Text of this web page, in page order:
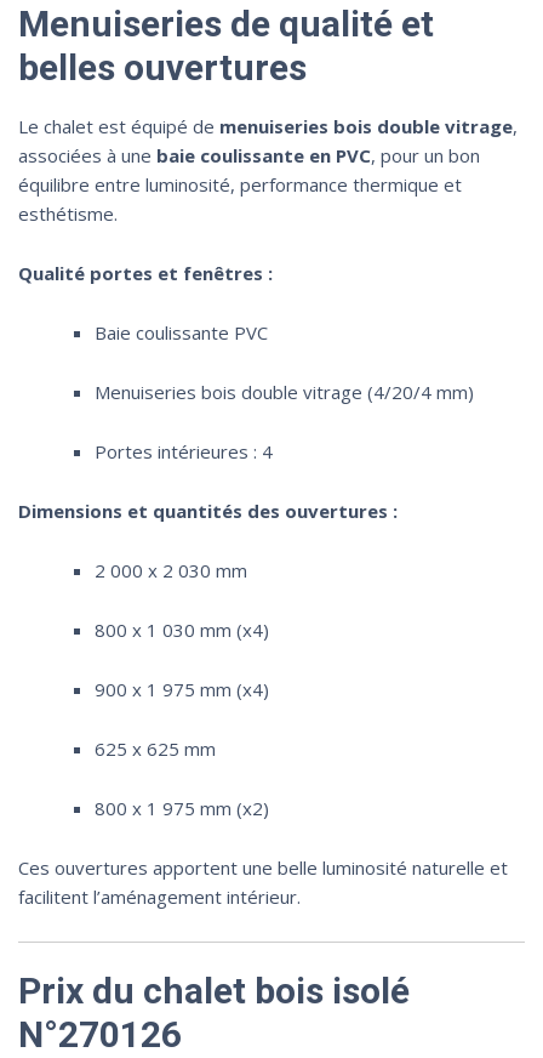
Menuiseries de qualité et
belles ouvertures
Le chalet est équipé de menuiseries bois double vitrage,
associées à une baie coulissante en PVC, pour un bon
équilibre entre luminosité, performance thermique et
esthétisme.
Qualité portes et fenêtres :
Baie coulissante PVC
Menuiseries bois double vitrage (4/20/4 mm)
Portes intérieures : 4
Dimensions et quantités des ouvertures :
2 000 x 2 030 mm
800 x 1 030 mm (x4)
900 x 1 975 mm (x4)
625 x 625 mm
800 x 1 975 mm (x2)
Ces ouvertures apportent une belle luminosité naturelle et
facilitent l’aménagement intérieur.
Prix du chalet bois isolé
N°270126